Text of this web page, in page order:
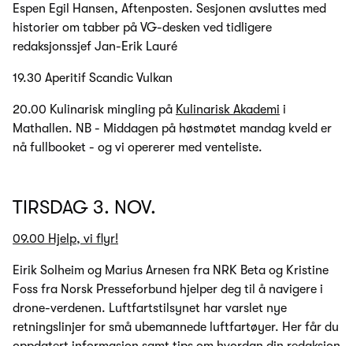
Espen Egil Hansen, Aftenposten. Sesjonen avsluttes med
historier om tabber på VG-desken ved tidligere
redaksjonssjef Jan-Erik Lauré
19.30 Aperitif Scandic Vulkan
20.00 Kulinarisk mingling på Kulinarisk Akademi i
Mathallen. NB - Middagen på høstmøtet mandag kveld er
nå fullbooket - og vi opererer med venteliste.
TIRSDAG 3. NOV.
09.00 Hjelp, vi flyr!
Eirik Solheim og Marius Arnesen fra NRK Beta og Kristine
Foss fra Norsk Presseforbund hjelper deg til å navigere i
drone-verdenen. Luftfartstilsynet har varslet nye
retningslinjer for små ubemannede luftfartøyer. Her får du